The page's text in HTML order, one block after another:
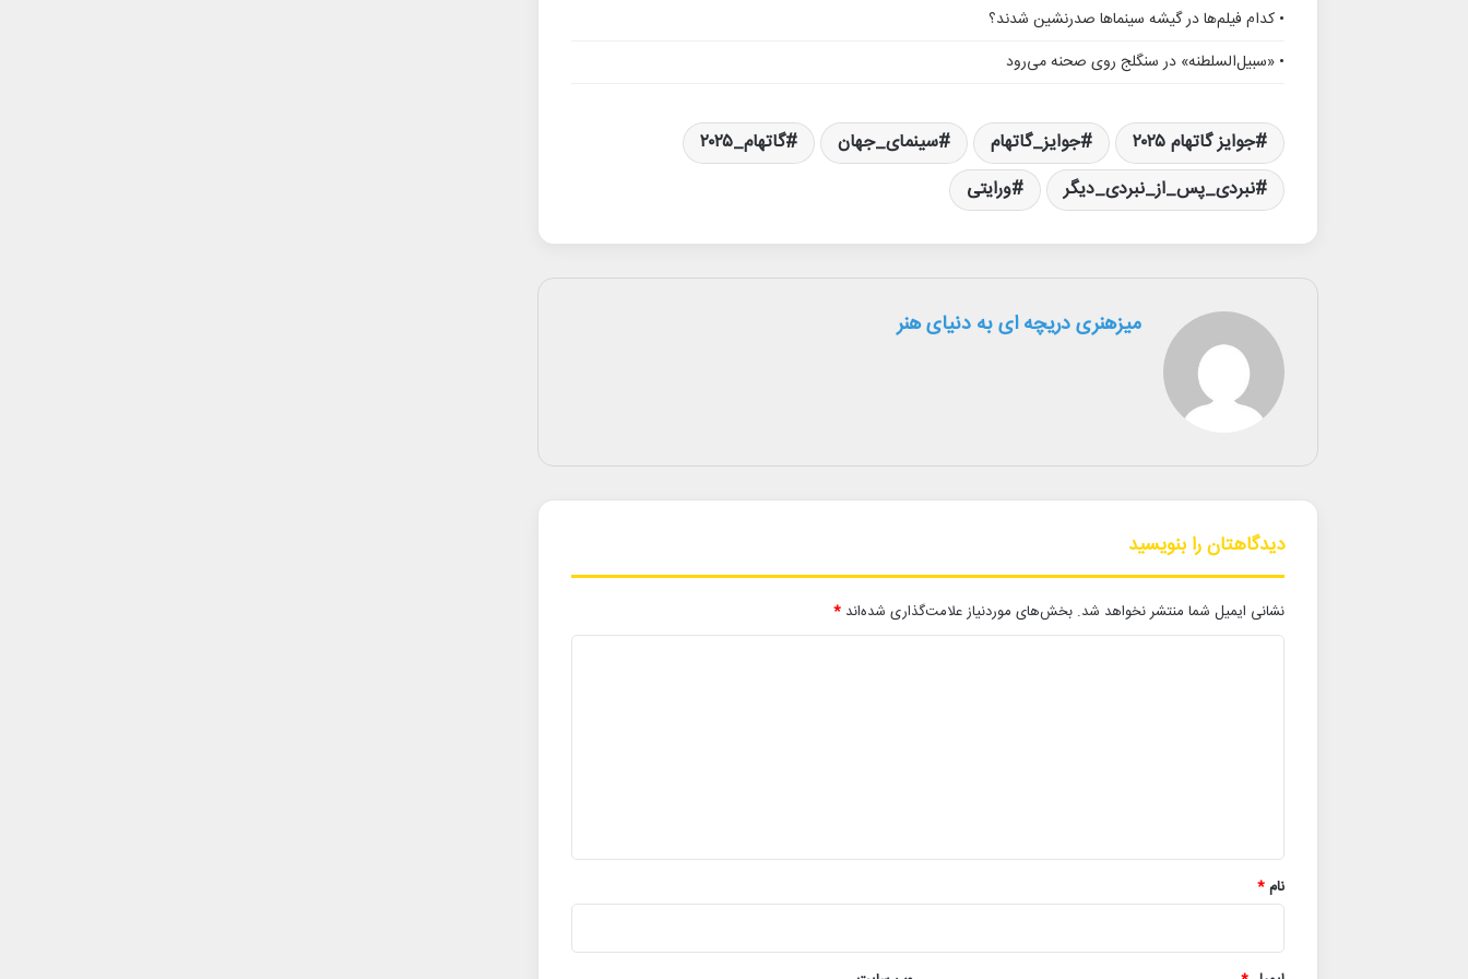
• کدام فیلم‌ها در گیشه سینماها صدرنشین شدند؟
• «سبیل‌السلطنه» در سنگلج روی صحنه می‌رود
جوایز گاتهام ۲۰۲۵ جوایز_گاتهام سینمای_جهان
گاتهام_۲۰۲۵
نبردی_پس_از_نبردی_دیگر
ورایتی
میزهنری دریچه ای به دنیای هنر
دیدگاهتان را بنویسید
نشانی ایمیل شما منتشر نخواهد شد. بخش‌های موردنیاز علامت‌گذاری شده‌اند *
نام*